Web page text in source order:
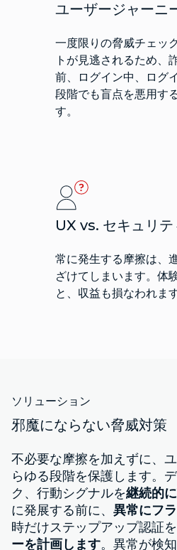
ユーザージャーニ
一度限りの脅威チェッ
トが見逃されるため、
前、ログイン中、ログ
段階でも盲点を悪用す
す。
UX vs. セキュリテ
常に発生する摩擦は、
ざけてしまいます。体
と、収益も損なわれます
ソリューション
邪魔にならない脅威対策
不必要な摩擦を加えずに、
らゆる段階を保護します。
ク、行動シグナルを継続的
に発展する前に、 異常にフ
時だけステップアップ認証
ーを計画します。異常が検